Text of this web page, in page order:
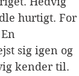
hurtigt. For
sig igen og
kender til.